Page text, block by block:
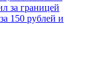
за границей
150 рублей и